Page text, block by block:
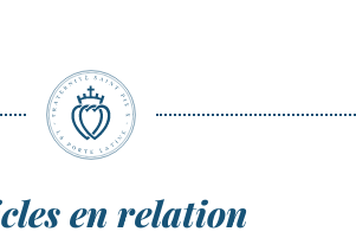
en relation